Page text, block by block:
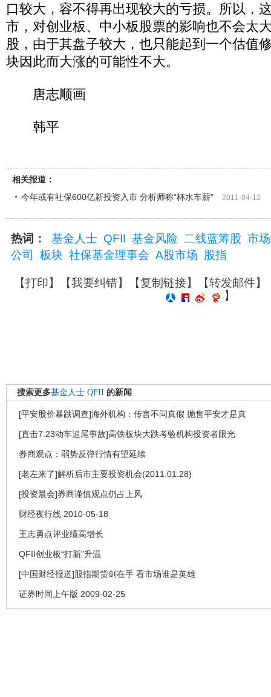
口较大，容不得再出现较大的亏损。所以，
市，对创业板、中小板股票的影响也不会太
股，由于其盘子较大，也只能起到一个估值
块因此而大涨的可能性不大。
唐志顺画
韩平
相关报道：
今年或有社保600亿新投资入市 分析师称“杯水车薪”
2011-04-12
热词： 基金人士 QFII 基金风险 二线蓝筹股 市
公司
板块 社保基金理事会 A股市场 股指
【打印】【我要纠错】【复制链接】【转发邮件】
】
搜索更多基金人士 QFII 的新闻
[平安股价暴跌调查]海外机构：传言不问真假 抛售平安才是真
[直击7.23动车追尾事故]高铁板块大跌考验机构投资者眼光
券商观点：弱势反弹行情有望延续
[老左来了]解析后市主要投资机会(2011.01.28)
[投资晨会]券商谨慎观点仍占上风
财经夜行线 2010-05-18
王志勇点评业绩高增长
QFII创业板“打新”升温
[中国财经报道]股指期货剑在手 看市场谁是英雄
证券时间上午版 2009-02-25